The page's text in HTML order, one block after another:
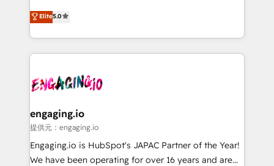
prospecting, follow-ups, service triage, and
knowledge retrieval—built in HubSpot. ⚡ Fast-Track
advanced optimization & adoption 📍 São Paulo, BR
• Des Moines, IA • New York, NY
previsibilidade de receita. Combinamos Revenue
Operations (RevOps) e Inteligência Artificial para
estruturar processos integrar sistemas organizar
dados e automatizar operações. O objetivo é
operacional de receita conectando equipes
Também somos distribuidores oficiais da HubSpot
e de mais de 150 softwares globais permitindo
contratar e pagar a HubSpot em reais com nota
fiscal no Brasil e gerar economia de até 50% na
Elite5.0
engaging.io
提供元：engaging.io
Engaging.io is HubSpot's JAPAC Partner of the Year!
We have been operating for over 16 years and are